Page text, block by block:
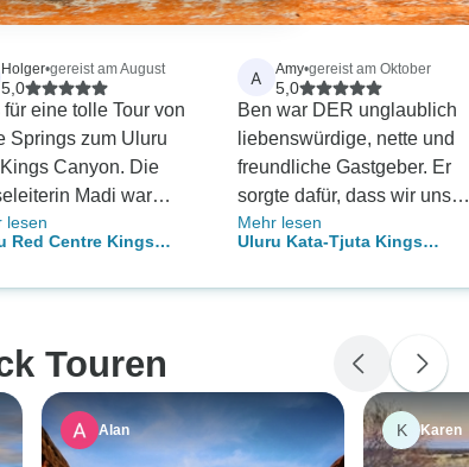
Holger•gereist am August
5,0
für eine tolle Tour von
Springs zum Uluru
Canyon. Die
Madi war
eine warme
Stimme, es
werden.
lesen
Red Centre Kings
3 Tage
A Amy•gereist am Oktober
5,0
Ben war DER unglaublich
liebenswürdige, nette und
freundliche Gastgeber. Er
sorgte dafür, dass wir uns
alle sicher fühlten, und er
sorgte für ein
zusammenwachsen ließ.
Unsere Abendessen waren
wunderbar und das
Lagerfeuer in Kings Creek
Mehr lesen
Uluru Kata-Tjuta Kings
Springs 3 Tage
Touren
Alan K Karen